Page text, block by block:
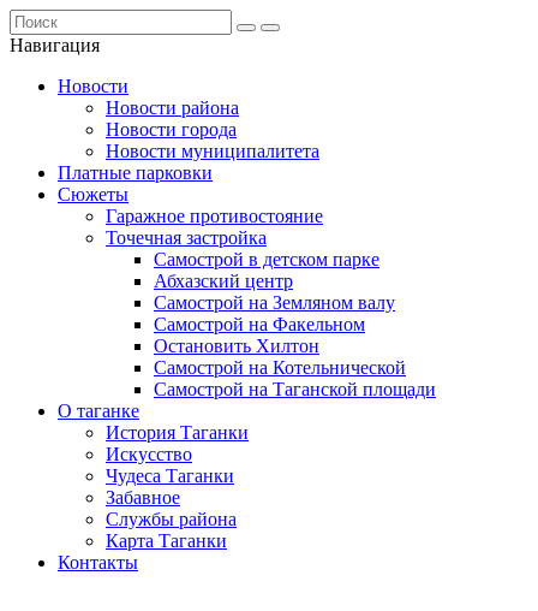
Навигация
Новости
Новости района
Новости города
Новости муниципалитета
Платные парковки
Сюжеты
Гаражное противостояние
Точечная застройка
Самострой в детском парке
Абхазский центр
Самострой на Земляном валу
Самострой на Факельном
Остановить Хилтон
Самострой на Котельнической
Самострой на Таганской площади
О таганке
История Таганки
Искусство
Чудеса Таганки
Забавное
Службы района
Карта Таганки
Контакты